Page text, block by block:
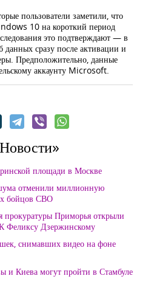
пользователи заметили, что
10 на короткий период
это подтверждают — в
сразу после активации и
Предположительно, данные
аккаунту Microsoft.
площади в Москве
отменили миллионную
бойцов СВО
прокуратуры Приморья открыли
Феликсу Дзержинскому
снимавших видео на фоне
и Киева могут пройти в Стамбуле